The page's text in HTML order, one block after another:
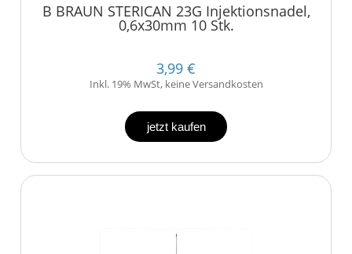
B BRAUN STERICAN 23G Injektionsnadel,
0,6x30mm 10 Stk.
3,99 €
Inkl. 19% MwSt, keine Versandkosten
jetzt kaufen